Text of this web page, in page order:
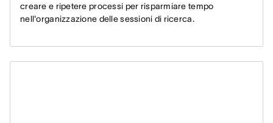
creare e ripetere processi per risparmiare tempo
nell'organizzazione delle sessioni di ricerca.